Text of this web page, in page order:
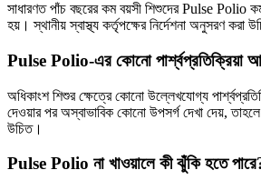
সাধারণত পাঁচ বছরের কম বয়সী শিশুদের Pulse Polio
হয়। স্থানীয় স্বাস্থ্য কর্তৃপক্ষের নির্দেশনা অনুসরণ করা
Pulse Polio-এর কোনো পার্শ্বপ্রতিক্রিয়া
অধিকাংশ শিশুর ক্ষেত্রে কোনো উল্লেখযোগ্য
দেওয়ার পর অস্বাভাবিক কোনো উপসর্গ দেখা দেয়, তাহলে
উচিত।
Pulse Polio না খাওয়ালে কী ঝুঁকি হতে